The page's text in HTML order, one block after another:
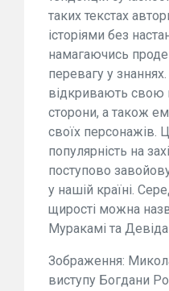
таких текстах
історіями без
намагаючись
перевагу у
відкривають свою
сторони, а також
своїх персонажів.
популярність на
поступово
у нашій країні.
щирості можна
Муракамі та
Зображення:
виступу Богдани